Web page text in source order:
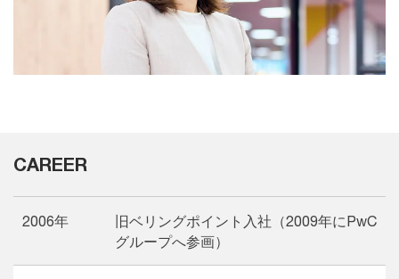
CAREER
2006年
旧ベリングポイント入社（2009年にPwC
グループへ参画）